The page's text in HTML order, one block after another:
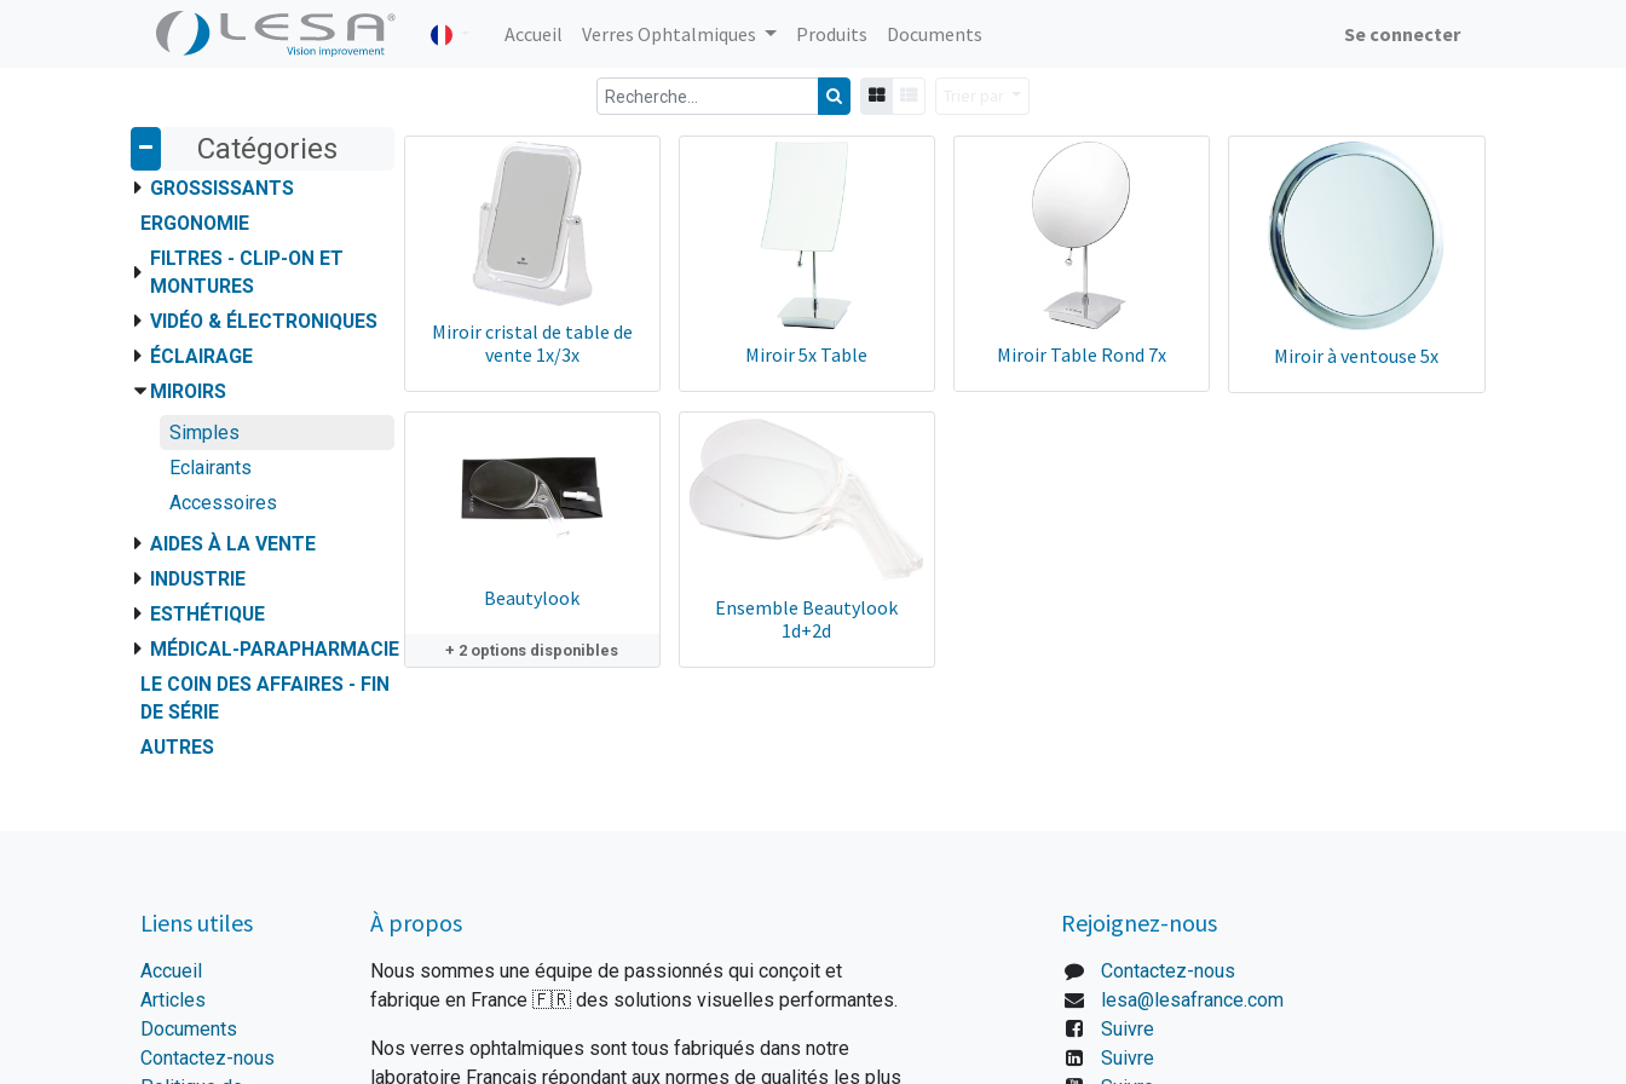
Accueil Verres Ophtalmiques Produits Documents Se connecter
Catégories
GROSSISSANTS
ERGONOMIE
FILTRES - CLIP-ON ET
MONTURES
VIDÉO & ÉLECTRONIQUES
ÉCLAIRAGE
MIROIRS
Simples
Eclairants
Accessoires
AIDES À LA VENTE
INDUSTRIE
ESTHÉTIQUE
MÉDICAL-PARAPHARMACIE
LE COIN DES AFFAIRES - FIN
DE SÉRIE
AUTRES
Miroir cristal de table de
vente 1x/3x
Miroir 5x Table Miroir Table Rond 7x Miroir à ventouse 5x
Beautylook
+ 2 options disponibles
Ensemble Beautylook
1d+2d
Liens utiles
Accueil
Articles
Documents
Contactez-nous
À propos
Nous sommes une équipe de passionnés qui conçoit et
fabrique en France🇫🇷 des solutions visuelles performantes.
Nos verres ophtalmiques sont tous fabriqués dans notre
laboratoire Français répondant aux normes de qualités les plus
Rejoignez-nous
Contactez-nous
lesa@lesafrance.com
Suivre
Suivre